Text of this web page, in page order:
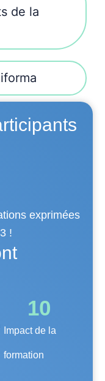
de la
exprimées
!
Impact de la
formation
10